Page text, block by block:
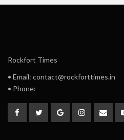
Rockfort Times
• Email: contact@rockforttimes.in
• Phone: